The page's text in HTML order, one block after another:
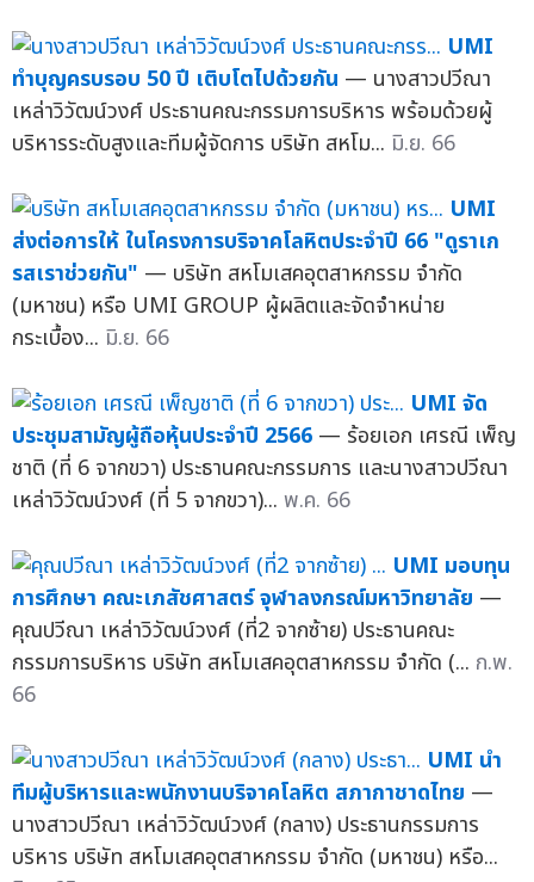
UMI
ทำบุญครบรอบ 50 ปี เติบโตไปด้วยกัน — นางสาวปวีณา
เหล่าวิวัฒน์วงศ์ ประธานคณะกรรมการบริหาร พร้อมด้วยผู้
บริหารระดับสูงและทีมผู้จัดการ บริษัท สหโม... มิ.ย. 66
UMI
ส่งต่อการให้ ในโครงการบริจาคโลหิตประจำปี 66 "ดูราเก
รสเราช่วยกัน" — บริษัท สหโมเสคอุตสาหกรรม จำกัด
(มหาชน) หรือ UMI GROUP ผู้ผลิตและจัดจำหน่าย
กระเบื้อง... มิ.ย. 66
UMI จัด
ประชุมสามัญผู้ถือหุ้นประจำปี 2566 — ร้อยเอก เศรณี เพ็ญ
ชาติ (ที่ 6 จากขวา) ประธานคณะกรรมการ และนางสาวปวีณา
เหล่าวิวัฒน์วงศ์ (ที่ 5 จากขวา)... พ.ค. 66
UMI มอบทุน
การศึกษา คณะเภสัชศาสตร์ จุฬาลงกรณ์มหาวิทยาลัย —
คุณปวีณา เหล่าวิวัฒน์วงศ์ (ที่2 จากซ้าย) ประธานคณะ
กรรมการบริหาร บริษัท สหโมเสคอุตสาหกรรม จำกัด (... ก.พ.
66
UMI นำ
ทีมผู้บริหารและพนักงานบริจาคโลหิต สภากาชาดไทย —
นางสาวปวีณา เหล่าวิวัฒน์วงศ์ (กลาง) ประธานกรรมการ
บริหาร บริษัท สหโมเสคอุตสาหกรรม จำกัด (มหาชน) หรือ...